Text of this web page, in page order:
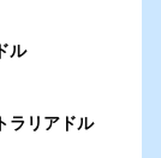
ル
ラリアドル